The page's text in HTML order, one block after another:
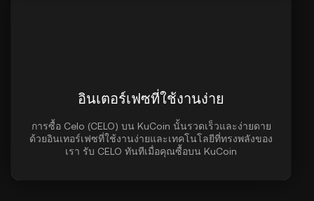
อินเตอร์เฟซที่ใช้งานง่าย
การซื้อ Celo (CELO) บน KuCoin นั้นรวดเร็วและง่ายดาย
ด้วยอินเทอร์เฟซที่ใช้งานง่ายและเทคโนโลยีที่ทรงพลังของ
เรา รับ CELO ทันทีเมื่อคุณซื้อบน KuCoin